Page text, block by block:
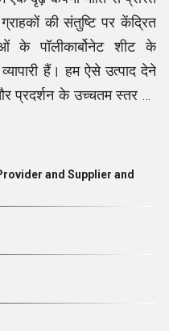
की संतुष्टि पर केंद्रित
के पॉलीकार्बोनेट शीट के
व्यापारी हैं। हम ऐसे उत्पाद देने
प्रदर्शन के उच्चतम स्तर को
आचरण यह सुनिश्चित
आधारित हों। जब उद्योग के
की बात आती है, तो हम
में विश्वास करते हैं, अपनी
हमारी नीतियां पर्यावरण
यह सुनिश्चित होता है कि
पर्यावरण के अनुकूल
and Supplier and